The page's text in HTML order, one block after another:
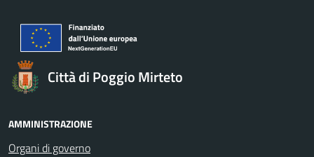
Città di Poggio Mirteto
AMMINISTRAZIONE
Organi di governo